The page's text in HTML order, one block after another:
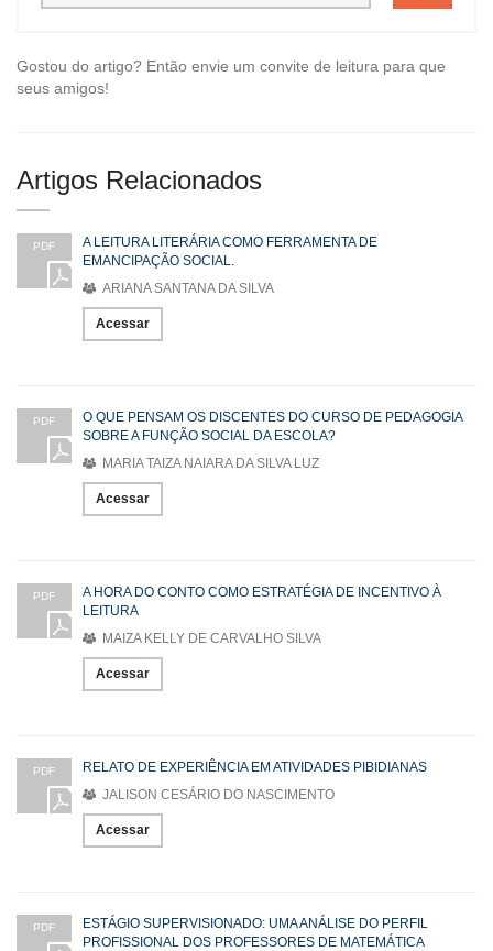
Gostou do artigo? Então envie um convite de leitura para que
seus amigos!
Artigos Relacionados
PDF
A LEITURA LITERÁRIA COMO FERRAMENTA DE
EMANCIPAÇÃO SOCIAL.
ARIANA SANTANA DA SILVA
Acessar
PDF
O QUE PENSAM OS DISCENTES DO CURSO DE PEDAGOGIA
SOBRE A FUNÇÃO SOCIAL DA ESCOLA?
MARIA TAIZA NAIARA DA SILVA LUZ
Acessar
PDF
A HORA DO CONTO COMO ESTRATÉGIA DE INCENTIVO À
LEITURA
MAIZA KELLY DE CARVALHO SILVA
Acessar
PDF
RELATO DE EXPERIÊNCIA EM ATIVIDADES PIBIDIANAS
JALISON CESÁRIO DO NASCIMENTO
Acessar
PDF
ESTÁGIO SUPERVISIONADO: UMA ANÁLISE DO PERFIL
PROFISSIONAL DOS PROFESSORES DE MATEMÁTICA